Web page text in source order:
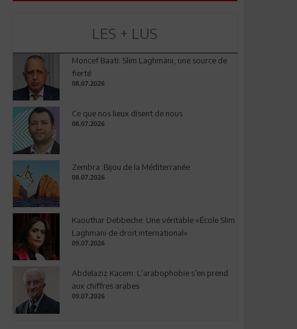
LES + LUS
Moncef Baati: Slim Laghmani, une source de
fierté
08.07.2026
Ce que nos lieux disent de nous
08.07.2026
Zembra: Bijou de la Méditerranée
08.07.2026
Kaouthar Debbeche: Une véritable «École Slim
Laghmani de droit international»
09.07.2026
Abdelaziz Kacem: L’arabophobie s’en prend
aux chiffres arabes
09.07.2026